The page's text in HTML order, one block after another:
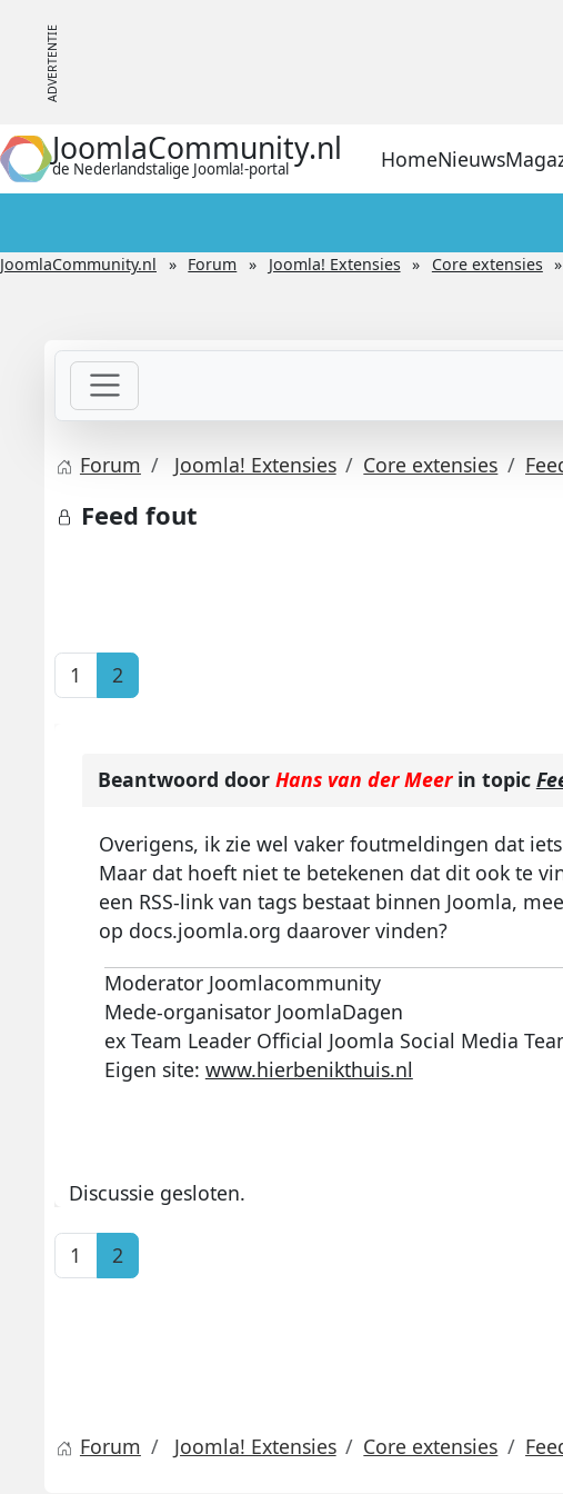
JoomlaCommunity.nl
de Nederlandstalige Joomla!-portal HomeNieuws
JoomlaCommunity.nl Forum Joomla! Extensies Core extensies
Forum Joomla! Extensies Core extensies
Feed fout
1 2
Beantwoord door Hans van der Meerin topic
Overigens, ik zie wel vaker foutmeldingen dat
Maar dat hoeft niet te betekenen dat dit ook te
een RSS-link van tags bestaat binnen Joomla,
op docs.joomla.org daarover vinden?
Moderator Joomlacommunity
Mede-organisator JoomlaDagen
ex Team Leader Official Joomla Social Media
Eigen site: www.hierbenikthuis.nl
Discussie gesloten.
1 2
Forum Joomla! Extensies Core extensies